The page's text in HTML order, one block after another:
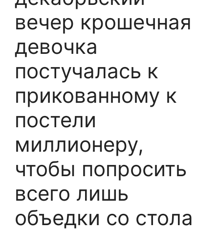
вечер крошечная
девочка
постучалась к
прикованному к
постели
миллионеру,
чтобы попросить
всего лишь
объедки со стола